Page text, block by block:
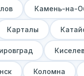
Камень-на-
Карталы
Коломна